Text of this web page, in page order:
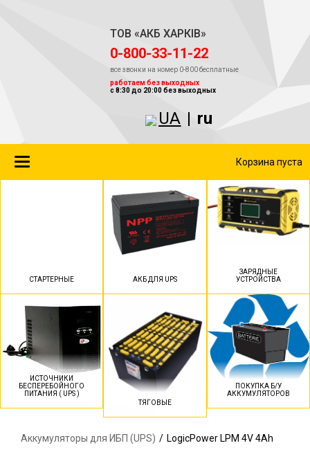
ТОВ «АКБ ХАРКІВ»
‎0-800-33-11-22
все звонки на номер 0-800 бесплатные
работаем без выходных
с 8:30 до 20:00 без выходных
UA | ru
Toggle
Корзина пуста
СТАРТЕРНЫЕ АКБ ДЛЯ UPS
ЗАРЯДНЫЕ
УСТРОЙСТВА
ИСТОЧНИКИ
БЕСПЕРЕБОЙНОГО
ПИТАНИЯ ( UPS )
ТЯГОВЫЕ
ПОКУПКА Б/У
АККУМУЛЯТОРОВ
Аккумуляторы для ИБП (UPS) / LogicPower LPM 4V 4Ah